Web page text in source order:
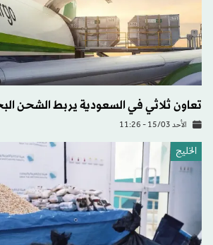
تعاون ثلاثي في السعودية يربط الشحن
الأحد 15/03 - 11:26
الخليج